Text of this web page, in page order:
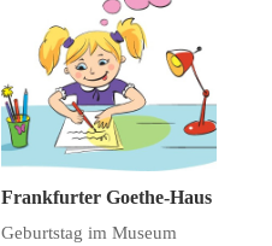
Frankfurter Goethe-Haus
Geburtstag im Museum